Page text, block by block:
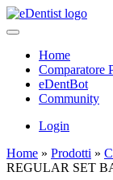
Home
Comparatore
eDentBot
Community
Login
Home » Prodotti »
REGULAR SET